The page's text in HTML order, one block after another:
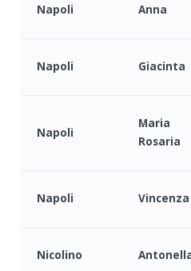
Napoli Anna
Napoli Giacinta
Napoli
Maria
Rosaria
Napoli Vincenza
Nicolino